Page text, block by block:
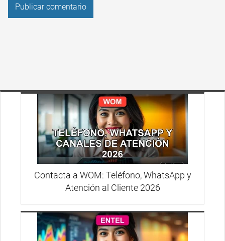
Contacta a WOM: Teléfono, WhatsApp y
Atención al Cliente 2026